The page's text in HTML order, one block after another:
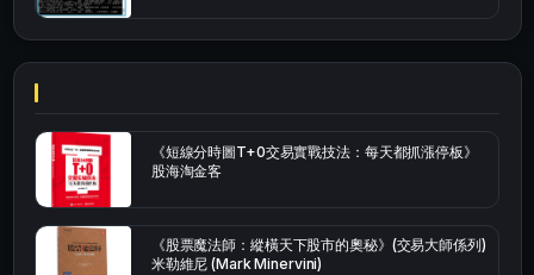
《短線分時圖T+0交易實戰技法：每天都抓漲停板》
股海淘金客
《股票魔法師：縱橫天下股市的奧秘》(交易大師係列)
米勒維尼 (Mark Minervini)